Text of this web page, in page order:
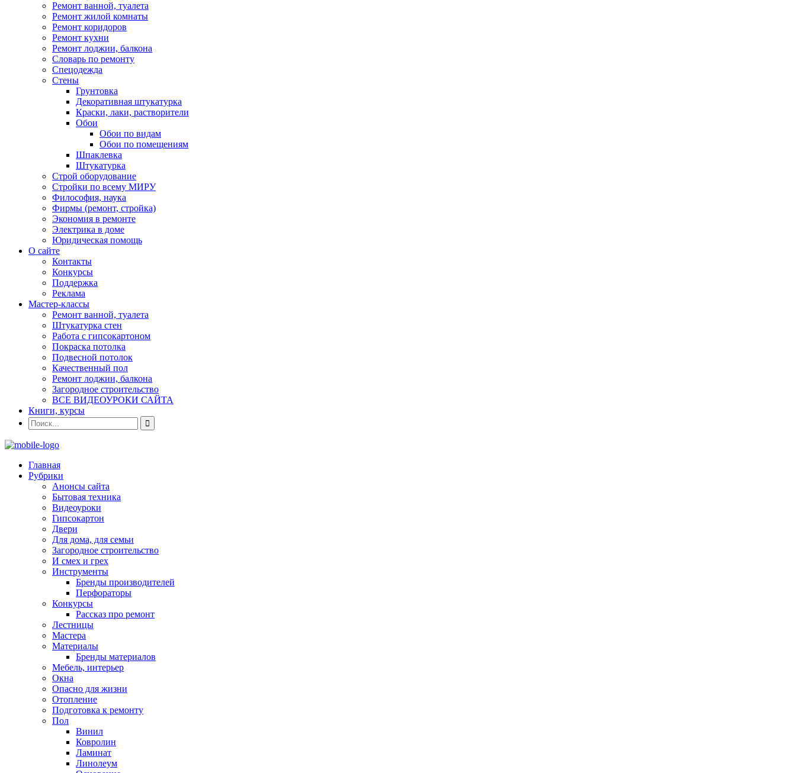
Ремонт ванной, туалета
Ремонт жилой комнаты
Ремонт коридоров
Ремонт кухни
Ремонт лоджии, балкона
Словарь по ремонту
Спецодежда
Стены
Грунтовка
Декоративная штукатурка
Краски, лаки, растворители
Обои
Обои по видам
Обои по помещениям
Шпаклевка
Штукатурка
Строй оборудование
Стройки по всему МИРУ
Философия, наука
Фирмы (ремонт, стройка)
Экономия в ремонте
Электрика в доме
Юридическая помощь
О сайте
Контакты
Конкурсы
Поддержка
Реклама
Мастер-классы
Ремонт ванной, туалета
Штукатурка стен
Работа с гипсокартоном
Покраска потолка
Подвесной потолок
Качественный пол
Ремонт лоджии, балкона
Загородное строительство
ВСЕ ВИДЕОУРОКИ САЙТА
Книги, курсы
Главная
Рубрики
Анонсы сайта
Бытовая техника
Видеоуроки
Гипсокартон
Двери
Для дома, для семьи
Загородное строительство
И смех и грех
Инструменты
Бренды производителей
Перфораторы
Конкурсы
Рассказ про ремонт
Лестницы
Мастера
Материалы
Бренды материалов
Мебель, интерьер
Окна
Опасно для жизни
Отопление
Подготовка к ремонту
Пол
Винил
Ковролин
Ламинат
Линолеум